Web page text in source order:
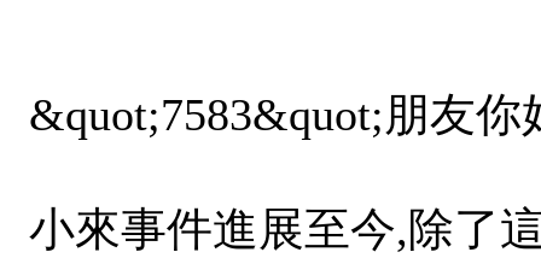
&quot;7583&quot;朋友
小來事件進展至今,除了